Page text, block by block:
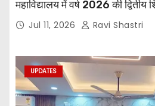
महाविद्यालय में वर्ष 2026 की
प्राचार्य की अध्यक्षता में हुई। बैठक मे
विभागाध्यक्ष एवं शिक्षक सम्मिलित हुए।
Jul 11, 2026 Ravi Shastri
UPDATES